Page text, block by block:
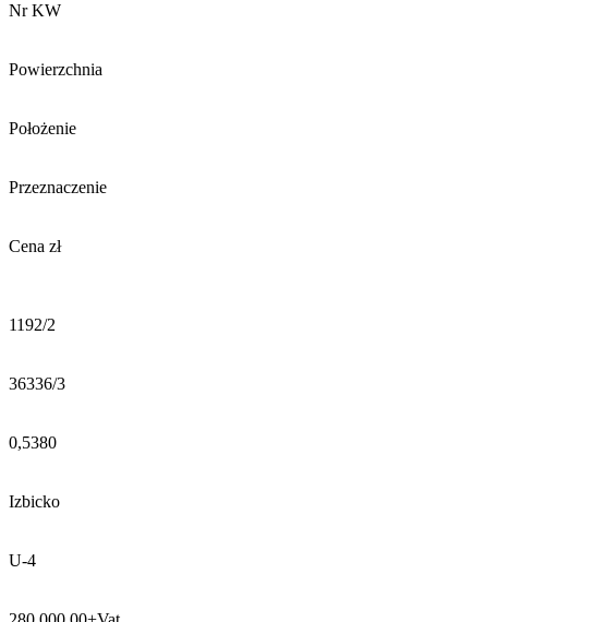
Nr KW
Powierzchnia
Położenie
Przeznaczenie
Cena zł
1192/2
36336/3
0,5380
Izbicko
U-4